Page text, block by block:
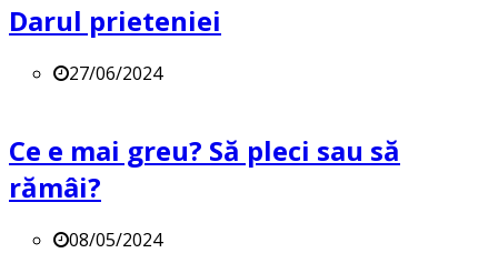
Darul prieteniei
27/06/2024
Ce e mai greu? Să pleci sau să
rămâi?
08/05/2024